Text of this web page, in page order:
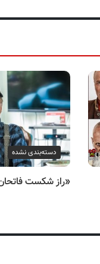
دسته‌بندی نشده
«راز شکست